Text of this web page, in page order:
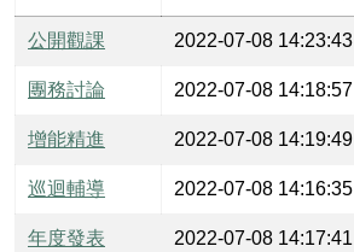
公開觀課 2022-07-08 14:23:43
團務討論 2022-07-08 14:18:57
增能精進 2022-07-08 14:19:49
巡迴輔導 2022-07-08 14:16:35
年度發表 2022-07-08 14:17:41